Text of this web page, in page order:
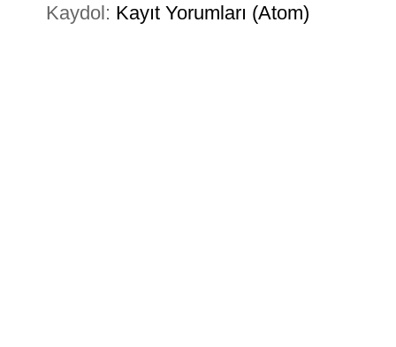
Kaydol: Kayıt Yorumları (Atom)